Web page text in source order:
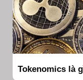
Tokenomics là